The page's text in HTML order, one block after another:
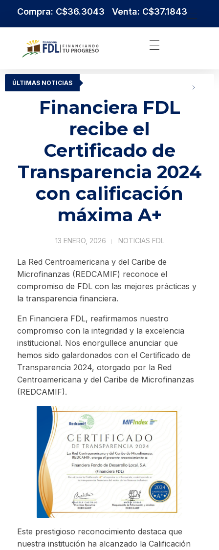
Compra: C$36.3043 Venta: C$37.1843
ÚLTIMAS NOTICIAS
Financiera FDL
recibe el
Certificado de
Transparencia 2024
con calificación
máxima A+
13 ENERO, 2026 NOTICIAS FDL
La Red Centroamericana y del Caribe de
Microfinanzas (REDCAMIF) reconoce el
compromiso de FDL con las mejores prácticas y
la transparencia financiera.
En Financiera FDL, reafirmamos nuestro
compromiso con la integridad y la excelencia
institucional. Nos enorgullece anunciar que
hemos sido galardonados con el Certificado de
Transparencia 2024, otorgado por la Red
Centroamericana y del Caribe de Microfinanzas
(REDCAMIF).
Este prestigioso reconocimiento destaca que
nuestra institución ha alcanzado la Calificación